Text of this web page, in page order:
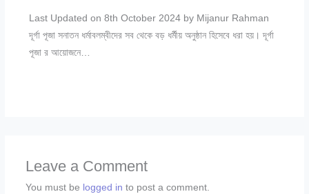
Last Updated on 8th October 2024 by Mijanur Rahman
দূর্গা পূজা সনাতন ধর্মাবলম্বীদের সব থেকে বড় ধর্মীয় অনুষ্ঠান হিসেবে ধরা হয়। দূর্গা
পূজা র আয়োজনে…
Leave a Comment
You must be logged in to post a comment.